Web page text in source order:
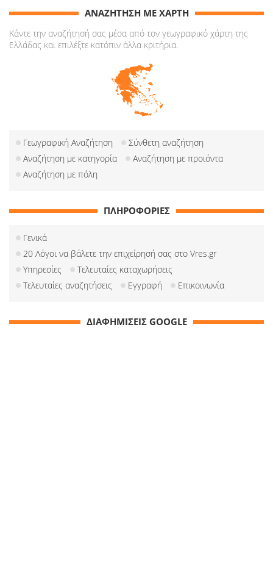
ΑΝΑΖΗΤΗΣΗ ΜΕ ΧΑΡΤΗ
Κάντε την αναζήτησή σας μέσα από τον γεωγραφικό χάρτη της
Ελλάδας και επιλέξτε κατόπιν άλλα κριτήρια.
Γεωγραφική Αναζήτηση
Σύνθετη αναζήτηση
Αναζήτηση με κατηγορία
Αναζήτηση με προιόντα
Αναζήτηση με πόλη
ΠΛΗΡΟΦΟΡΙΕΣ
Γενικά
20 Λόγοι να βάλετε την επιχείρησή σας στο Vres.gr
Υπηρεσίες
Τελευταίες καταχωρήσεις
Τελευταίες αναζητήσεις
Εγγραφή Επικοινωνία
ΔΙΑΦΗΜΙΣΕΙΣ GOOGLE